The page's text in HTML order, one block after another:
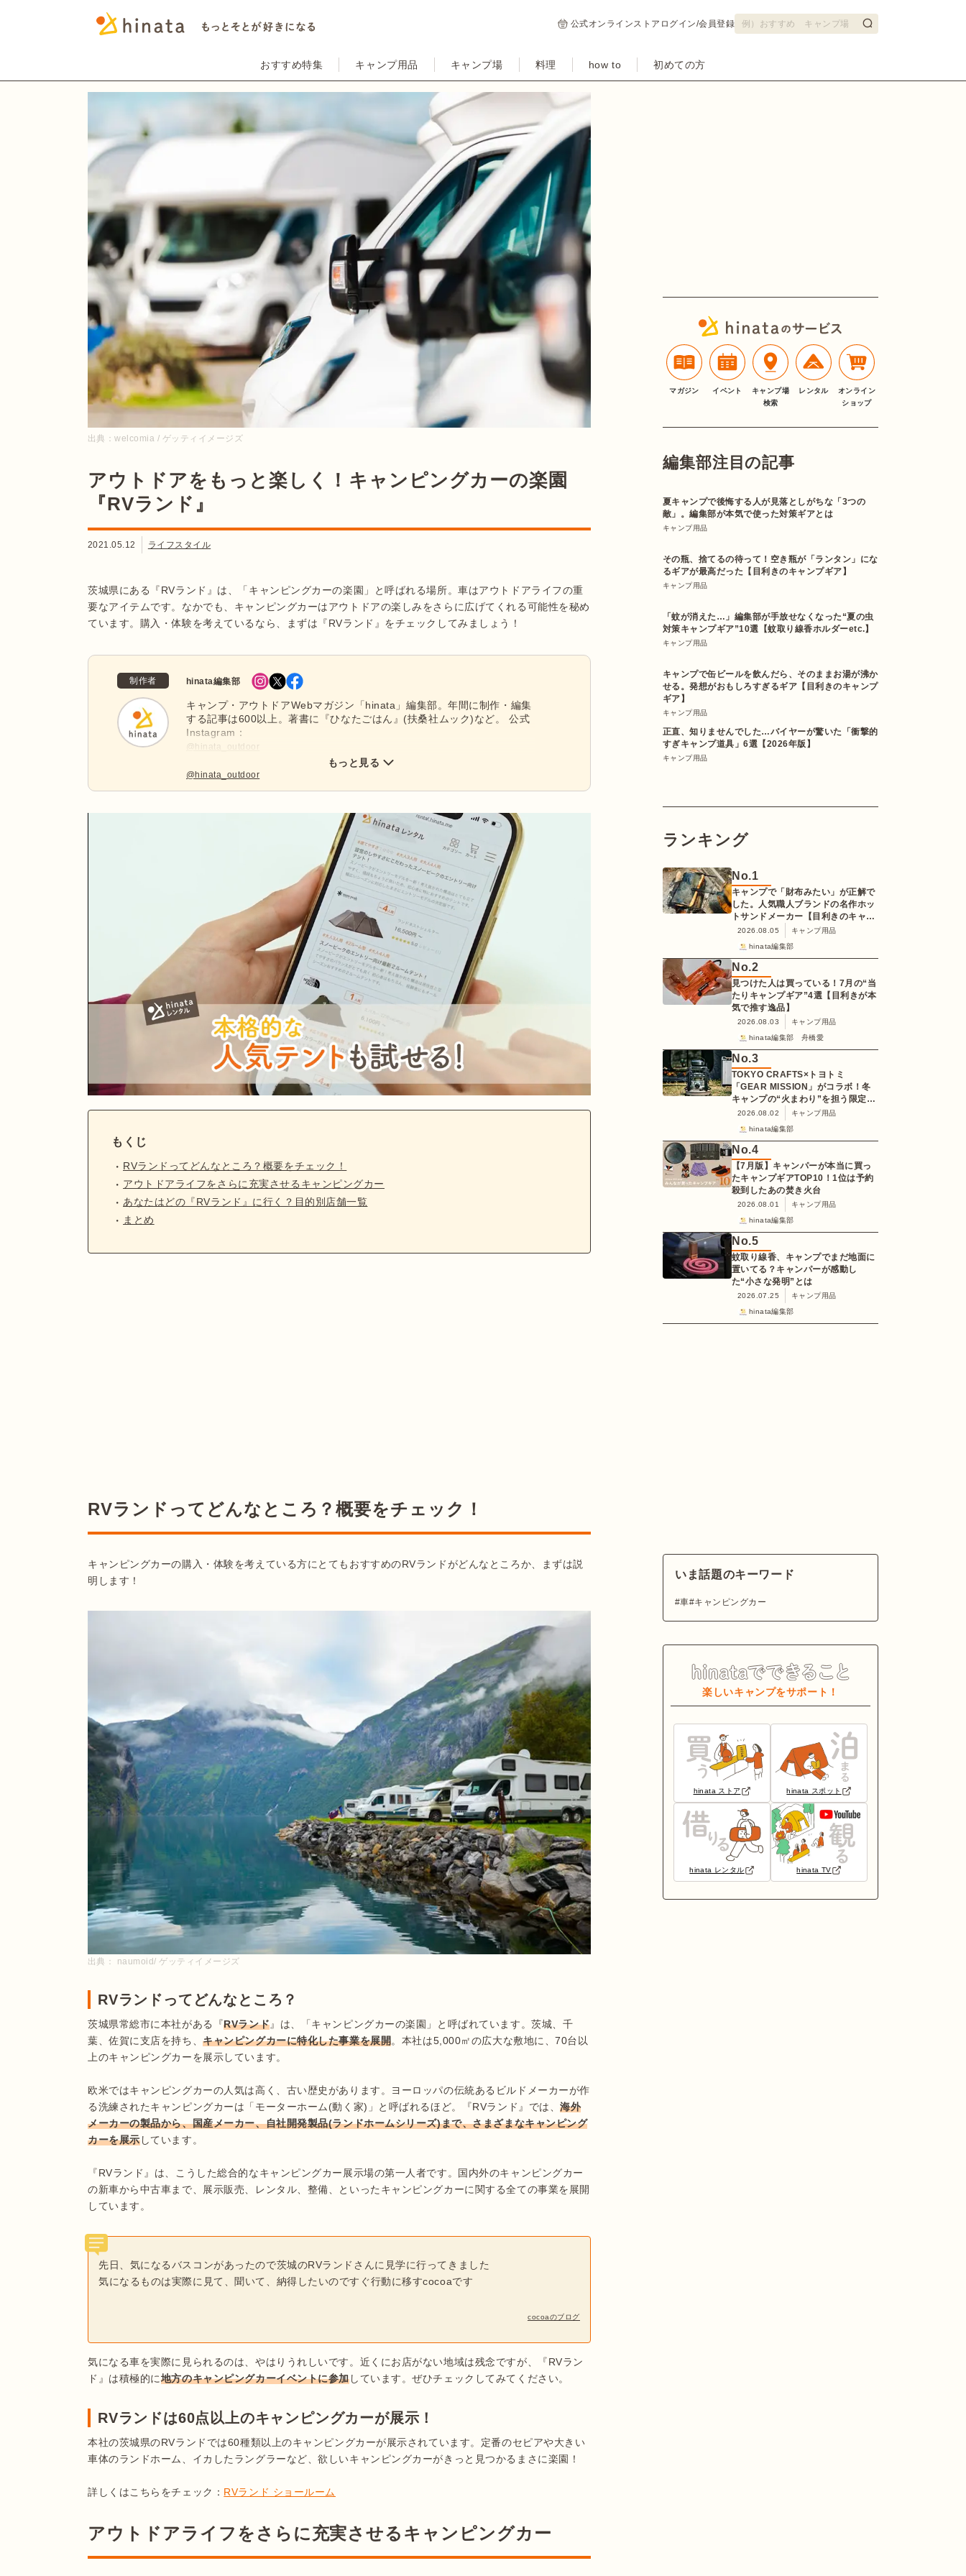
公式オンラインストア ログイン/会員登録
おすすめ特集 キャンプ用品 キャンプ場 料理 how to 初めての方
出典：welcomia / ゲッティイメージズ
アウトドアをもっと楽しく！キャンピングカーの楽園
『RVランド』
2021.05.12 ライフスタイル
茨城県にある『RVランド』は、「キャンピングカーの楽園」と呼ばれる場所。車はアウトドアライフの重
要なアイテムです。なかでも、キャンピングカーはアウトドアの楽しみをさらに広げてくれる可能性を秘め
ています。購入・体験を考えているなら、まずは『RVランド』をチェックしてみましょう！
制作者 hinata編集部
キャンプ・アウトドアWebマガジン「hinata」編集部。年間に制作・編集
する記事は600以上。著書に『ひなたごはん』(扶桑社ムック)など。 公式
Instagram：
@hinata_outdoor
@hinata_outdoor
もっと見る
もくじ
RVランドってどんなところ？概要をチェック！
アウトドアライフをさらに充実させるキャンピングカー
あなたはどの『RVランド』に行く？目的別店舗一覧
まとめ
RVランドってどんなところ？概要をチェック！
キャンピングカーの購入・体験を考えている方にとてもおすすめのRVランドがどんなところか、まずは説
明します！
出典： naumoid/ ゲッティイメージズ
RVランドってどんなところ？
茨城県常総市に本社がある『RVランド』は、「キャンピングカーの楽園」と呼ばれています。茨城、千
葉、佐賀に支店を持ち、キャンピングカーに特化した事業を展開。本社は5,000㎡の広大な敷地に、70台以
上のキャンピングカーを展示しています。
欧米ではキャンピングカーの人気は高く、古い歴史があります。ヨーロッパの伝統あるビルドメーカーが作
る洗練されたキャンピングカーは「モーターホーム(動く家)」と呼ばれるほど。『RVランド』では、海外
メーカーの製品から、国産メーカー、自社開発製品(ランドホームシリーズ)まで、さまざまなキャンピング
カーを展示しています。
『RVランド』は、こうした総合的なキャンピングカー展示場の第一人者です。国内外のキャンピングカー
の新車から中古車まで、展示販売、レンタル、整備、といったキャンピングカーに関する全ての事業を展開
先日、気になるバスコンがあったので茨城のRVランドさんに見学に行ってきました
気になるものは実際に見て、聞いて、納得したいのですぐ行動に移すcocoaです
cocoaのブログ
気になる車を実際に見られるのは、やはりうれしいです。近くにお店がない地域は残念ですが、『RVラン
ド』は積極的に地方のキャンピングカーイベントに参加しています。ぜひチェックしてみてください。
RVランドは60点以上のキャンピングカーが展示！
本社の茨城県のRVランドでは60種類以上のキャンピングカーが展示されています。定番のセピアや大きい
車体のランドホーム、イカしたラングラーなど、欲しいキャンピングカーがきっと見つかるまさに楽園！
詳しくはこちらをチェック： RVランド ショールーム
アウトドアライフをさらに充実させるキャンピングカー
マガジン イベント
キャンプ場
検索
レンタル
オンライン
ショップ
編集部注目の記事
夏キャンプで後悔する人が見落としがちな「3つの
敵」。編集部が本気で使った対策ギアとは
キャンプ用品
その瓶、捨てるの待って！空き瓶が「ランタン」にな
るギアが最高だった【目利きのキャンプギア】
キャンプ用品
「蚊が消えた…」編集部が手放せなくなった“夏の虫
対策キャンプギア”10選【蚊取り線香ホルダーetc.】
キャンプ用品
キャンプで缶ビールを飲んだら、そのままお湯が沸か
せる。発想がおもしろすぎるギア【目利きのキャンプ
ギア】
キャンプ用品
正直、知りませんでした…バイヤーが驚いた「衝撃的
すぎキャンプ道具」6選【2026年版】
キャンプ用品
ランキング
No.1
キャンプで「財布みたい」が正解で
した。人気職人ブランドの名作ホッ
トサンドメーカー【目利きのキャン
プギア】
2026.08.05
キャンプ用品
hinata編集部
No.2
見つけた人は買っている！7月の“当
たりキャンプギア”4選【目利きが本
気で推す逸品】
2026.08.03
キャンプ用品
hinata編集部 舟橋愛
No.3
TOKYO CRAFTS×トヨトミ
「GEAR MISSION」がコラボ！冬
キャンプの“火まわり”を担う限定
K3クッキングストーブが登場
2026.08.02
キャンプ用品
hinata編集部
No.4
【7月版】キャンパーが本当に買っ
たキャンプギアTOP10！1位は予約
殺到したあの焚き火台
2026.08.01
キャンプ用品
hinata編集部
No.5
蚊取り線香、キャンプでまだ地面に
置いてる？キャンパーが感動し
た“小さな発明”とは
2026.07.25
キャンプ用品
hinata編集部
いま話題のキーワード
車 キャンピングカー
楽しいキャンプをサポート！
hinata ストア hinata スポット
hinata レンタル hinata TV